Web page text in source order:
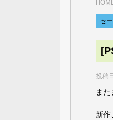
セ
投稿
また
新作